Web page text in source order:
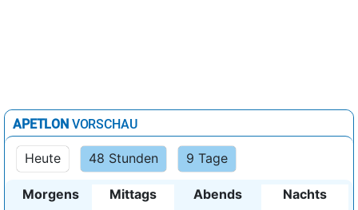
APETLONVORSCHAU
Heute 48 Stunden 9 Tage
Morgens Mittags Abends Nachts